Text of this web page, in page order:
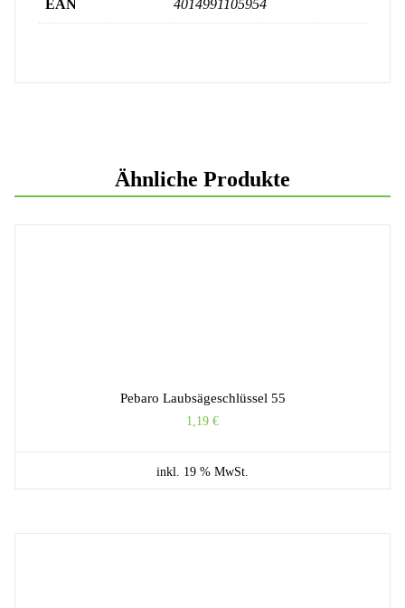
EAN 4014991105954
Ähnliche Produkte
Pebaro Laubsägeschlüssel 55
1,19 €
inkl. 19 % MwSt.